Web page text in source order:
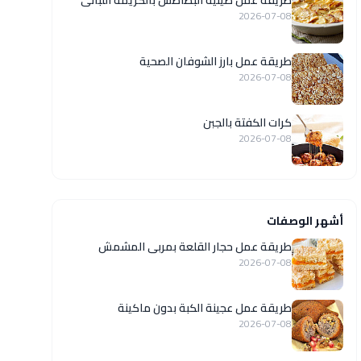
2026-07-08
طريقة عمل بارز الشوفان الصحية
2026-07-08
كرات الكفتة بالجبن
2026-07-08
أشهر الوصفات
طريقة عمل حجار القلعة بمربى المشمش
2026-07-08
طريقة عمل عجينة الكبة بدون ماكينة
2026-07-08